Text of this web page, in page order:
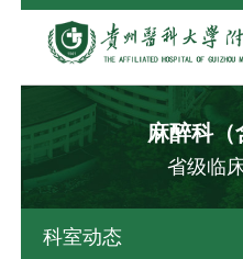
麻醉科（
省级临
科室动态